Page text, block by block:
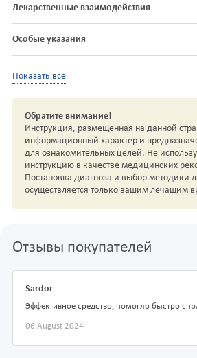
Лекарственные взаимодействия
Особые указания
Показать все
Обратите внимание!
Инструкция, размещенная на данной
информационный характер и
для ознакомительных целей. Не
инструкцию в качестве медицинских
Постановка диагноза и выбор методики
осуществляется только вашим лечащим
Отзывы покупателей
Sardor
Эффективное средство, помогло быстро
06 August 2024